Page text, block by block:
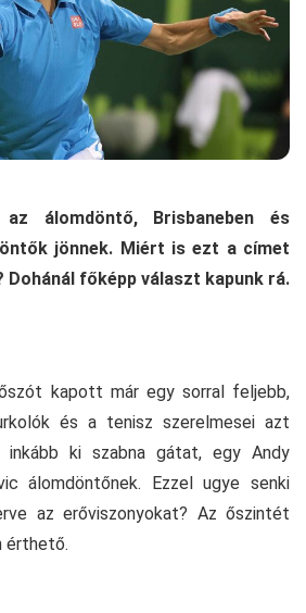
az álomdöntő, Brisbaneben és
jönnek. Miért is ezt a címet
Dohánál főképp választ kapunk rá.
kapott már egy sorral feljebb,
és a tenisz szerelmesei azt
inkább ki szabna gátat, egy Andy
álomdöntőnek. Ezzel ugye senki
az erőviszonyokat? Az őszintét
érthető.